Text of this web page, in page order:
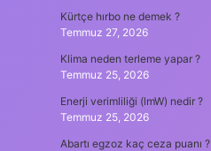
Kürtçe hırbo ne demek ?
Temmuz 27, 2026
Klima neden terleme yapar ?
Temmuz 25, 2026
Enerji verimliliği (lmW) nedir ?
Temmuz 25, 2026
Abartı egzoz kaç ceza puanı ?